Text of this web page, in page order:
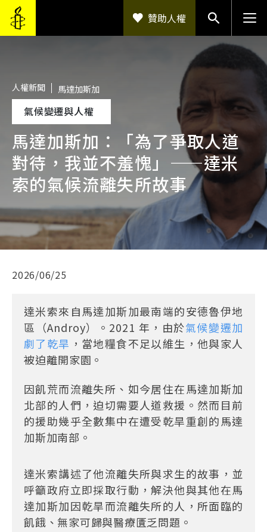
人權新聞 馬達加斯加
氣候變遷與人權
馬達加斯加：「為了爭取人道
對待，我並不羞愧」——達米
索的氣候流離失所故事
2026/06/25
達米索來自馬達加斯加最南端的安德魯伊地
區（Androy）。2021 年，由於氣候變遷加
劇了乾旱 ，當地糧食不足以維生，他與家人
被迫離開家園。
因飢荒而流離失所、如今居住在馬達加斯加
北部的人們，迫切需要人道救援。然而目前
的援助幾乎全數集中在遭受乾旱重創的馬達
加斯加南部。
達米索講述了他流離失所與求生的故事，並
呼籲政府立即採取行動，解決他與其他在馬
達加斯加因乾旱而流離失所的人，所面臨的
飢餓、無家可歸與醫療匱乏問題。
贊助人權